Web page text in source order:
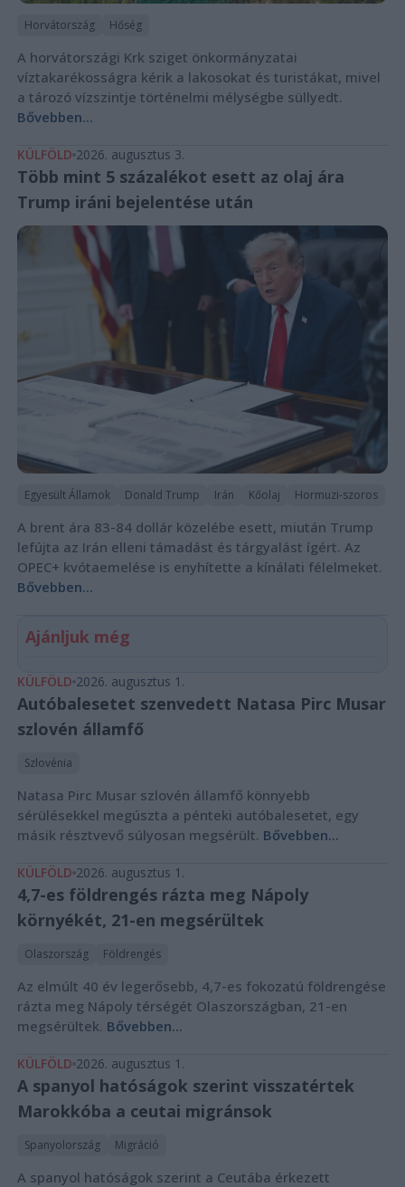
Horvátország Hőség
A horvátországi Krk sziget önkormányzatai
víztakarékosságra kérik a lakosokat és turistákat, mivel
a tározó vízszintje történelmi mélységbe süllyedt.
Bővebben...
KÜLFÖLD 2026. augusztus 3.
Több mint 5 százalékot esett az olaj ára
Trump iráni bejelentése után
Egyesült Államok Donald Trump Irán Kőolaj Hormuzi-szoros
A brent ára 83-84 dollár közelébe esett, miután Trump
lefújta az Irán elleni támadást és tárgyalást ígért. Az
OPEC+ kvótaemelése is enyhítette a kínálati félelmeket.
Bővebben...
Ajánljuk még
KÜLFÖLD 2026. augusztus 1.
Autóbalesetet szenvedett Natasa Pirc Musar
szlovén államfő
Szlovénia
Natasa Pirc Musar szlovén államfő könnyebb
sérülésekkel megúszta a pénteki autóbalesetet, egy
másik résztvevő súlyosan megsérült. Bővebben...
KÜLFÖLD 2026. augusztus 1.
4,7-es földrengés rázta meg Nápoly
környékét, 21-en megsérültek
Olaszország Földrengés
Az elmúlt 40 év legerősebb, 4,7-es fokozatú földrengése
rázta meg Nápoly térségét Olaszországban, 21-en
megsérültek. Bővebben...
KÜLFÖLD 2026. augusztus 1.
A spanyol hatóságok szerint visszatértek
Marokkóba a ceutai migránsok
Spanyolország Migráció
A spanyol hatóságok szerint a Ceutába érkezett